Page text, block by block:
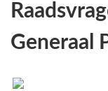
Generaal